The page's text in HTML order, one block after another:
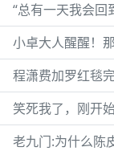
“总有一天我会回
小卓大人醒醒！
程潇费加罗红毯
笑死我了，刚开
老九门:为什么陈